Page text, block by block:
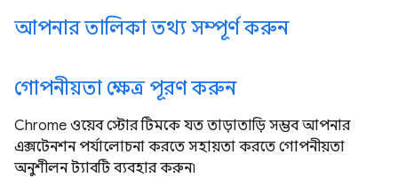
আপনার তালিকা তথ্য সম্পূর্ণ করুন
গোপনীয়তা ক্ষেত্র পূরণ করুন
Chrome ওয়েব স্টোর টিমকে যত তাড়াতাড়ি সম্ভব আপনার
এক্সটেনশন পর্যালোচনা করতে সহায়তা করতে গোপনীয়তা
অনুশীলন ট্যাবটি ব্যবহার করুন৷